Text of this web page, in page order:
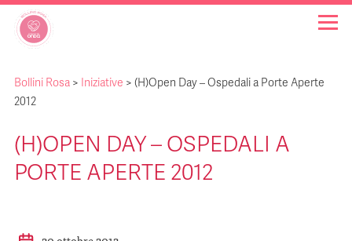
OSPEDALI BOLLINO ROSA
INIZIATIVE
Bollini Rosa > Iniziative > (H)Open Day – Ospedali a Porte Aperte
2012
(H)OPEN DAY – OSPEDALI A
PORTE APERTE 2012